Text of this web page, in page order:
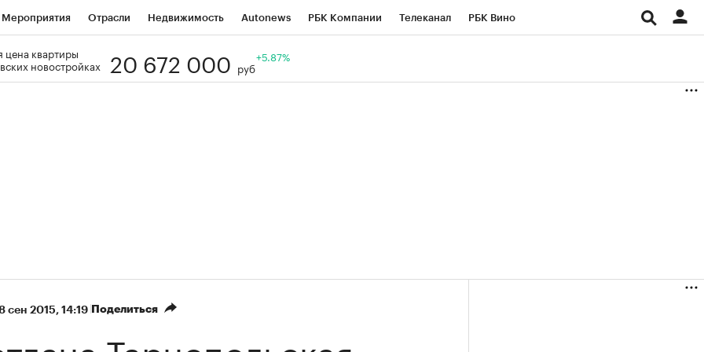
Мероприятия Отрасли Недвижимость Autonews РБК Компании Телеканал РБК Вино
Визионеры
цена квартиры
новостройках
20 672 000 руб
+5.87%
сен 2015, 14:19 Поделиться